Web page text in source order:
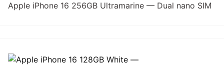
Apple iPhone 16 256GB Ultramarine — Dual nano SIM